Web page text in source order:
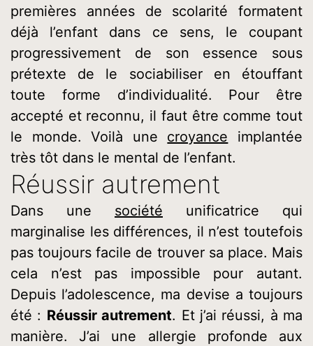
premières années de scolarité formatent
déjà l’enfant dans ce sens, le coupant
progressivement de son essence sous
prétexte de le sociabiliser en étouffant
toute forme d’individualité. Pour être
accepté et reconnu, il faut être comme tout
le monde. Voilà une croyance implantée
très tôt dans le mental de l’enfant.
Réussir autrement
Dans une société unificatrice qui
marginalise les différences, il n’est toutefois
pas toujours facile de trouver sa place. Mais
cela n’est pas impossible pour autant.
Depuis l’adolescence, ma devise a toujours
été : Réussir autrement. Et j’ai réussi, à ma
manière. J’ai une allergie profonde aux